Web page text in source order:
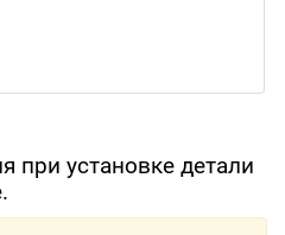
при установке детали